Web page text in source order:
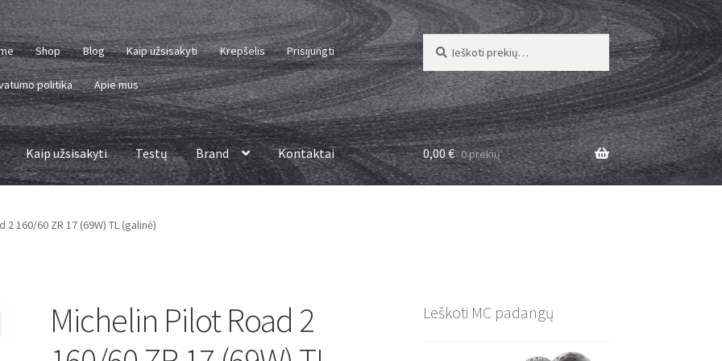
Shop Blog Kaip užsisakyti Krepšelis Prisijungti
politika Apie mus
Ieškoti:
Ieškoti
Kaip užsisakyti Testų Brand Kontaktai 0,00€ 0 prekių
2 160/60 ZR 17 (69W) TL (galinė)
Michelin Pilot Road 2
Leškoti MC padangų